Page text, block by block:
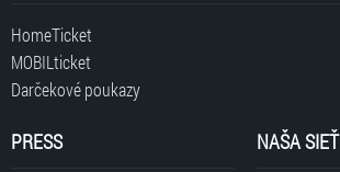
HomeTicket
MOBILticket
Darčekové poukazy
PRESS NAŠA SIEŤ